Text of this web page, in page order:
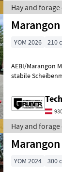
Hay and
YOM 2026 210
AEBI/Marangon
stabile
Hay and
YOM 2024 300